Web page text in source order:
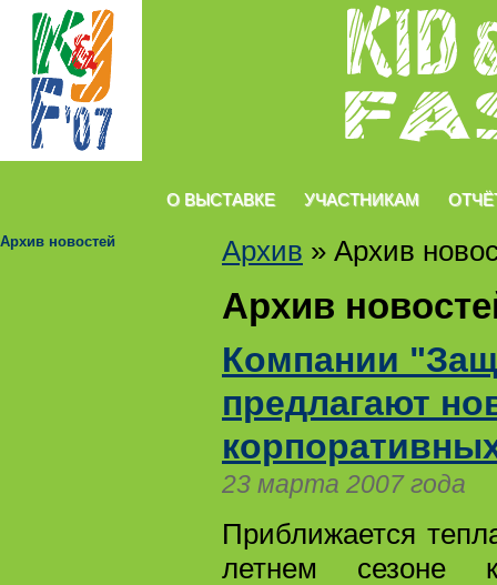
О ВЫСТАВКЕ УЧАСТНИКАМ
Архив » Архив
Архив
Компании
предлагают
23 марта 2007 года
Приближается
летнем сезоне
Архив новостей